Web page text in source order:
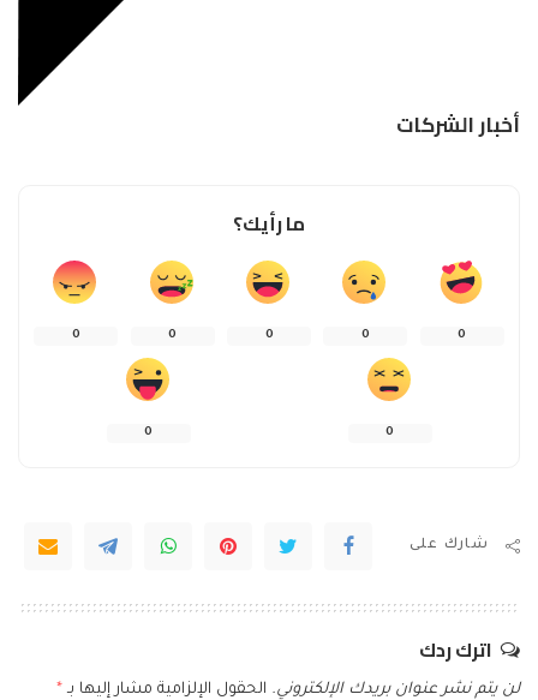
أخبار الشركات
ما رأيك؟
0
0
0
0
0
0
0
شارك على
اترك ردك
لن يتم نشر عنوان بريدك الإلكتروني. الحقول الإلزامية مشار إليها بـ *